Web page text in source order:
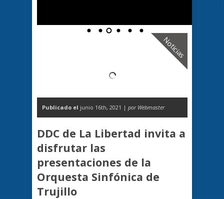
Noticias
Publicado el junio 16th, 2021 | por Webmaster
DDC de La Libertad invita a
disfrutar las
presentaciones de la
Orquesta Sinfónica de
Trujillo